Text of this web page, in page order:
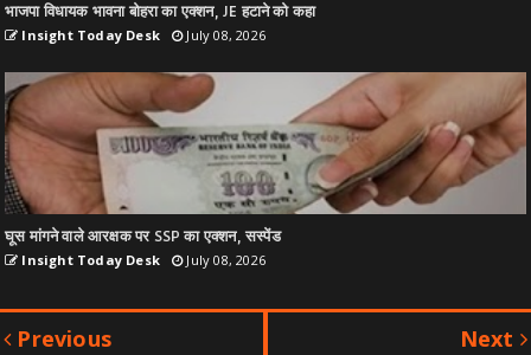
भाजपा विधायक भावना बोहरा का एक्शन, JE हटाने को कहा
Insight Today Desk July 08, 2026
घूस मांगने वाले आरक्षक पर SSP का एक्शन, सस्पेंड
Insight Today Desk July 08, 2026
Previous Next